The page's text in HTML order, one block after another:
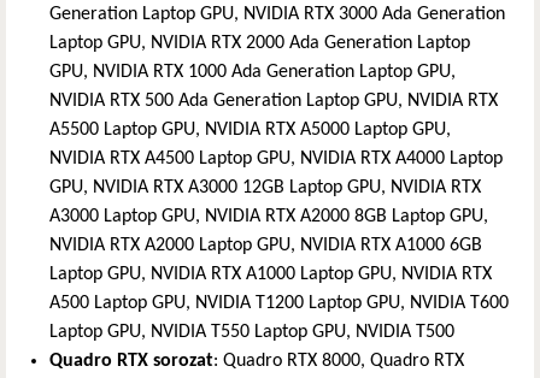
Generation Laptop GPU, NVIDIA RTX 3000 Ada Generation
Laptop GPU, NVIDIA RTX 2000 Ada Generation Laptop
GPU, NVIDIA RTX 1000 Ada Generation Laptop GPU,
NVIDIA RTX 500 Ada Generation Laptop GPU, NVIDIA RTX
A5500 Laptop GPU, NVIDIA RTX A5000 Laptop GPU,
NVIDIA RTX A4500 Laptop GPU, NVIDIA RTX A4000 Laptop
GPU, NVIDIA RTX A3000 12GB Laptop GPU, NVIDIA RTX
A3000 Laptop GPU, NVIDIA RTX A2000 8GB Laptop GPU,
NVIDIA RTX A2000 Laptop GPU, NVIDIA RTX A1000 6GB
Laptop GPU, NVIDIA RTX A1000 Laptop GPU, NVIDIA RTX
A500 Laptop GPU, NVIDIA T1200 Laptop GPU, NVIDIA T600
Laptop GPU, NVIDIA T550 Laptop GPU, NVIDIA T500
Quadro RTX sorozat: Quadro RTX 8000, Quadro RTX